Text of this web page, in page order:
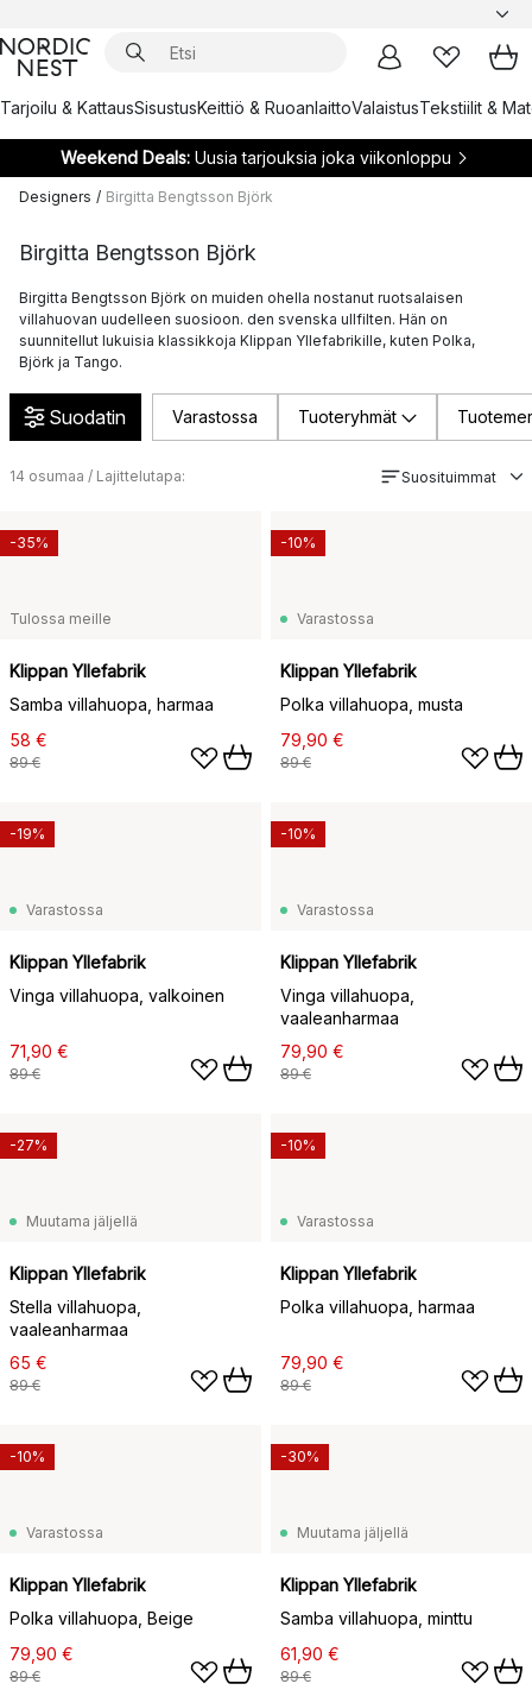
Tarjoilu & KattausSisustusKeittiö & RuoanlaittoValaistusTekstiilit &
Weekend Deals:Uusia tarjouksia joka viikonloppu
Designers / Birgitta Bengtsson Björk
Birgitta Bengtsson Björk
Birgitta Bengtsson Björk on muiden ohella nostanut ruotsalaisen
villahuovan uudelleen suosioon. den svenska ullfilten. Hän on
suunnitellut lukuisia klassikkoja Klippan Yllefabrikille, kuten Polka,
Björk ja Tango.
Suodatin Varastossa Tuoteryhmät
14 osumaa / Lajittelutapa: Suosituimmat
Tulossa meille
Klippan Yllefabrik
Samba villahuopa, harmaa
58 €
89 €
-35%
Varastossa
Klippan Yllefabrik
Polka villahuopa, musta
79,90 €
89 €
-10%
Varastossa
Klippan Yllefabrik
Vinga villahuopa, valkoinen
71,90 €
89 €
-19%
Varastossa
Klippan Yllefabrik
Vinga villahuopa,
vaaleanharmaa
79,90 €
89 €
-10%
Muutama jäljellä
Klippan Yllefabrik
Stella villahuopa,
vaaleanharmaa
65 €
89 €
-27%
Varastossa
Klippan Yllefabrik
Polka villahuopa, harmaa
79,90 €
89 €
-10%
Varastossa
Klippan Yllefabrik
Polka villahuopa, Beige
79,90 €
89 €
-10%
Muutama jäljellä
Klippan Yllefabrik
Samba villahuopa, minttu
61,90 €
89 €
-30%